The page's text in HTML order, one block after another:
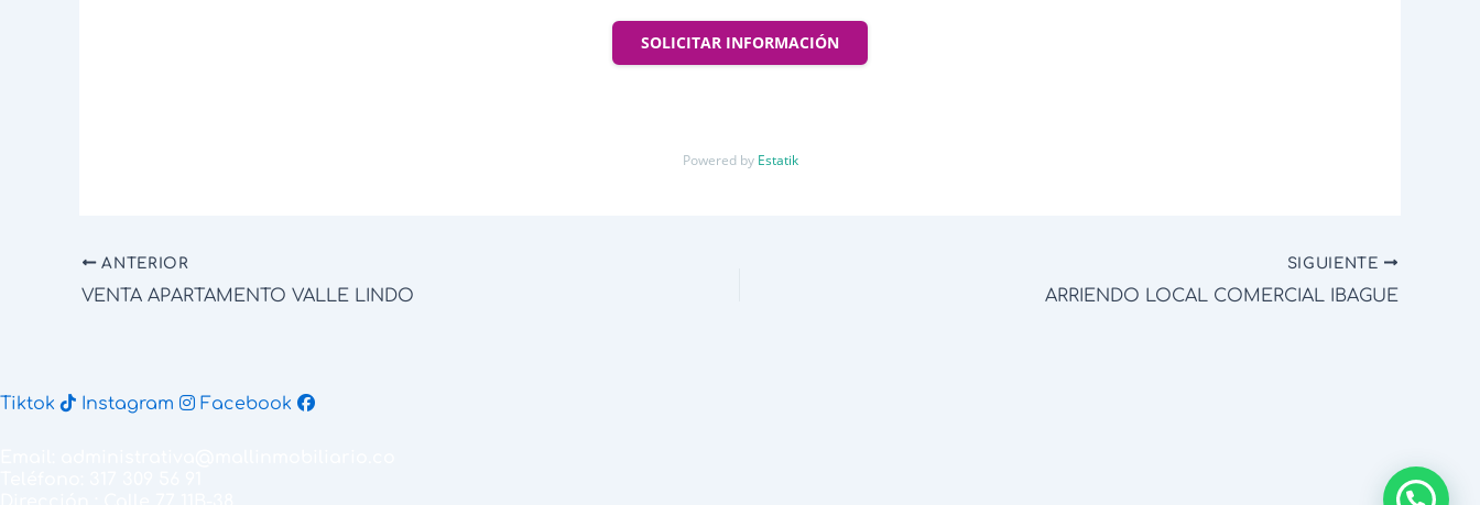
SOLICITAR INFORMACIÓN
Powered by Estatik
ANTERIOR
VENTA APARTAMENTO VALLE LINDO
SIGUIENTE
ARRIENDO LOCAL COMERCIAL IBAGUE
Tiktok Instagram Facebook